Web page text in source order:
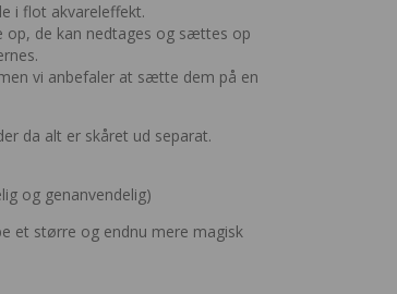
i flot akvareleffekt.
de kan nedtages og sættes op
vi anbefaler at sætte dem på en
da alt er skåret ud separat.
og genanvendelig)
et større og endnu mere magisk